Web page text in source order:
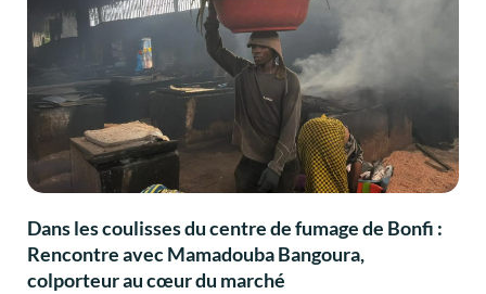
Dans les coulisses du centre de fumage de Bonfi :
Rencontre avec Mamadouba Bangoura,
colporteur au cœur du marché